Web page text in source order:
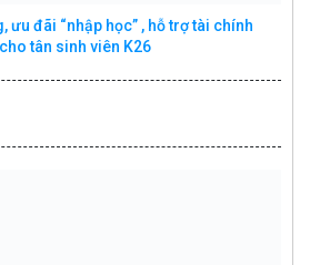
ưu đãi “nhập học” , hỗ trợ tài chính
tân sinh viên K26